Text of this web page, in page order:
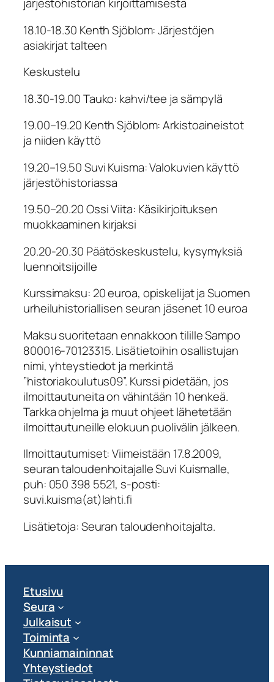
järjestöhistorian kirjoittamisesta
18.10-18.30 Kenth Sjöblom: Järjestöjen
asiakirjat talteen
Keskustelu
18.30-19.00 Tauko: kahvi/tee ja sämpylä
19.00–19.20 Kenth Sjöblom: Arkistoaineistot
ja niiden käyttö
19.20–19.50 Suvi Kuisma: Valokuvien käyttö
järjestöhistoriassa
19.50–20.20 Ossi Viita: Käsikirjoituksen
muokkaaminen kirjaksi
20.20-20.30 Päätöskeskustelu, kysymyksiä
luennoitsijoille
Kurssimaksu: 20 euroa, opiskelijat ja Suomen
urheiluhistoriallisen seuran jäsenet 10 euroa
Maksu suoritetaan ennakkoon tilille Sampo
800016-70123315. Lisätietoihin osallistujan
nimi, yhteystiedot ja merkintä
”historiakoulutus09”. Kurssi pidetään, jos
ilmoittautuneita on vähintään 10 henkeä.
Tarkka ohjelma ja muut ohjeet lähetetään
ilmoittautuneille elokuun puolivälin jälkeen.
Ilmoittautumiset: Viimeistään 17.8.2009,
seuran taloudenhoitajalle Suvi Kuismalle,
puh: 050 398 5521, s-posti:
suvi.kuisma(at)lahti.fi
Lisätietoja: Seuran taloudenhoitajalta.
Etusivu
Seura
Julkaisut
Toiminta
Kunniamaininnat
Yhteystiedot